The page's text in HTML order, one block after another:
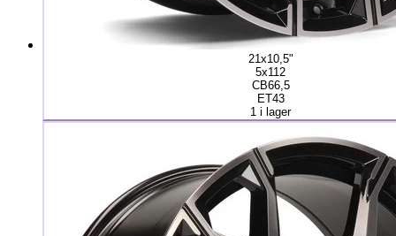
21x10,5"
5x112
CB66,5
ET43
1 i lager